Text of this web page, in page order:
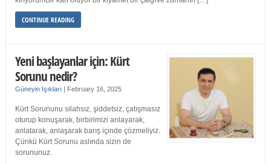
CONTINUE READING
Yeni başlayanlar için: Kürt
Sorunu nedir?
Güneyin Işıkları | February 16, 2025
Kürt Sorununu silahsız, şiddetsiz, çatışmasız
oturup konuşarak, birbirimizi anlayarak,
anlatarak, anlaşarak barış içinde çözmeliyiz.
Çünkü Kürt Sorunu aslında sizin de
sorununuz.